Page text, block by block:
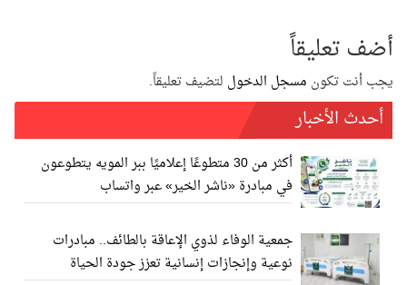
أضف تعليقاً
يجب أنت تكون مسجل الدخول لتضيف تعليقاً.
أحدث الأخبار
أكثر من 30 متطوعًا إعلاميًا ببر المويه يتطوعون
في مبادرة «ناشر الخير» عبر واتساب
جمعية الوفاء لذوي الإعاقة بالطائف.. مبادرات
نوعية وإنجازات إنسانية تعزز جودة الحياة